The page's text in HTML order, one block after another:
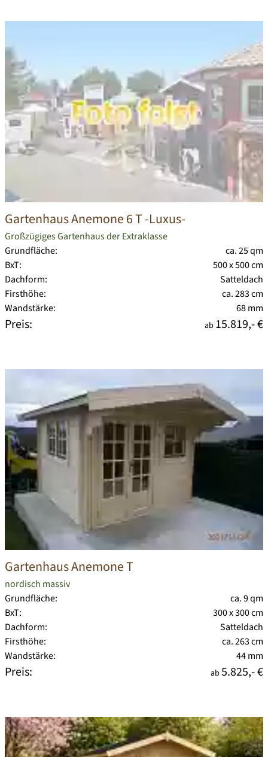
Gartenhaus Anemone 6 T -Luxus-
Großzügiges Gartenhaus der Extraklasse
Grundfläche:
ca. 25 qm
BxT:
500 x 500 cm
Dachform:
Satteldach
Firsthöhe:
ca. 283 cm
Wandstärke:
68 mm
Preis: ab 15.819,- €
Gartenhaus Anemone T
nordisch massiv
Grundfläche:
ca. 9 qm
BxT:
300 x 300 cm
Dachform:
Satteldach
Firsthöhe:
ca. 263 cm
Wandstärke:
44 mm
Preis: ab 5.825,- €